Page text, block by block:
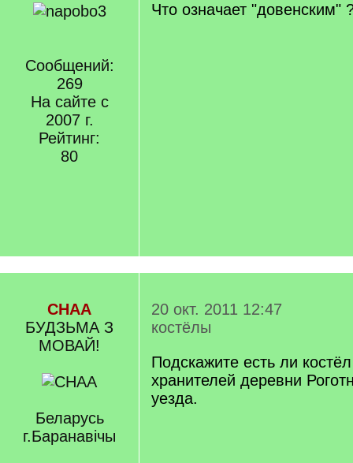
Сообщений:
269
На сайте с
2007 г.
Рейтинг:
80
Что означает "довенским"
СНАА
БУДЗЬМА З
МОВАЙ!
Беларусь
г.Баранавічы
20 окт. 2011 12:47
костёлы
Подскажите есть ли
хранителей деревни
уезда.